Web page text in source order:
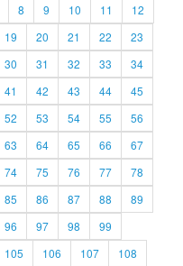
8 9 10 11
12
19 20 21 22
23
30 31 32 33
34
41 42 43 44
45
52 53 54 55
56
63 64 65 66
67
74 75 76 77
78
85 86 87 88
89
96 97 98
99
105 106 107
108